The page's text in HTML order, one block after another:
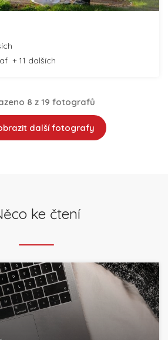
+ 11 dalších
8 z 19 fotografů
další fotografy
ke čtení